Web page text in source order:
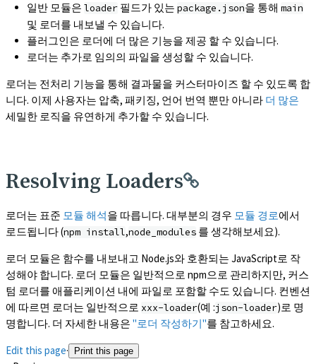
일반 모듈은 loader 필드가 있는 package.json을 통해 main
및 로더를 내보낼 수 있습니다.
플러그인은 로더에 더 많은 기능을 제공 할 수 있습니다.
로더는 추가로 임의의 파일을 생성할 수 있습니다.
로더는 전처리 기능을 통해 결과물을 커스터마이즈 할 수 있도록 합
니다. 이제 사용자는 압축, 패키징, 언어 번역 뿐만 아니라 더 많은
세밀한 로직을 유연하게 추가할 수 있습니다.
Resolving Loaders
로더는 표준 모듈 해석을 따릅니다. 대부분의 경우 모듈 경로에서
로드됩니다 (npm install,node_modules 를 생각해보세요).
로더 모듈은 함수를 내보내고 Node.js와 호환되는 JavaScript로 작
성해야 합니다. 로더 모듈은 일반적으로 npm으로 관리하지만, 커스
텀 로더를 애플리케이션 내에 파일로 포함할 수도 있습니다. 컨벤션
에 따르면 로더는 일반적으로 xxx-loader(예 :json-loader)로 명
명합니다. 더 자세한 내용은 "로더 작성하기"를 참고하세요.
Edit this page· Print this page